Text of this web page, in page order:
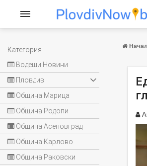
Категория
Водещи Новини
Пловдив
Община Марица
Община Родопи
Община Асеновград
Община Карлово
Община Раковски